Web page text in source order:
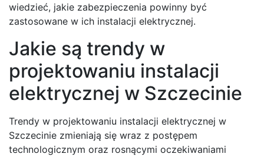
wiedzieć, jakie zabezpieczenia powinny być
zastosowane w ich instalacji elektrycznej.
Jakie są trendy w
projektowaniu instalacji
elektrycznej w Szczecinie
Trendy w projektowaniu instalacji elektrycznej w
Szczecinie zmieniają się wraz z postępem
technologicznym oraz rosnącymi oczekiwaniami